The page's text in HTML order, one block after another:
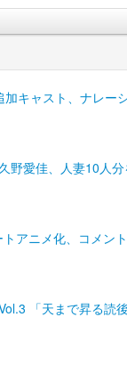
キャスト、ナレー
野愛佳、人妻10人
アニメ化、コメン
「天まで昇る